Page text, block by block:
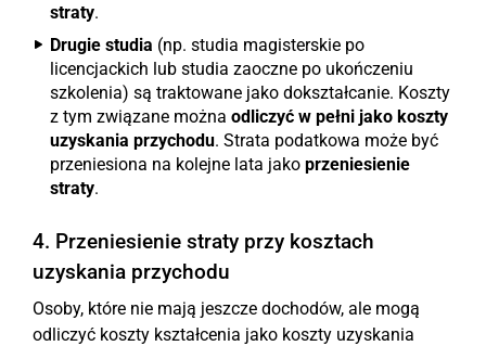
straty.
Drugie studia (np. studia magisterskie po
licencjackich lub studia zaoczne po ukończeniu
szkolenia) są traktowane jako dokształcanie. Koszty
z tym związane można odliczyć w pełni jako koszty
uzyskania przychodu. Strata podatkowa może być
przeniesiona na kolejne lata jako przeniesienie
straty.
4. Przeniesienie straty przy kosztach
uzyskania przychodu
Osoby, które nie mają jeszcze dochodów, ale mogą
odliczyć koszty kształcenia jako koszty uzyskania